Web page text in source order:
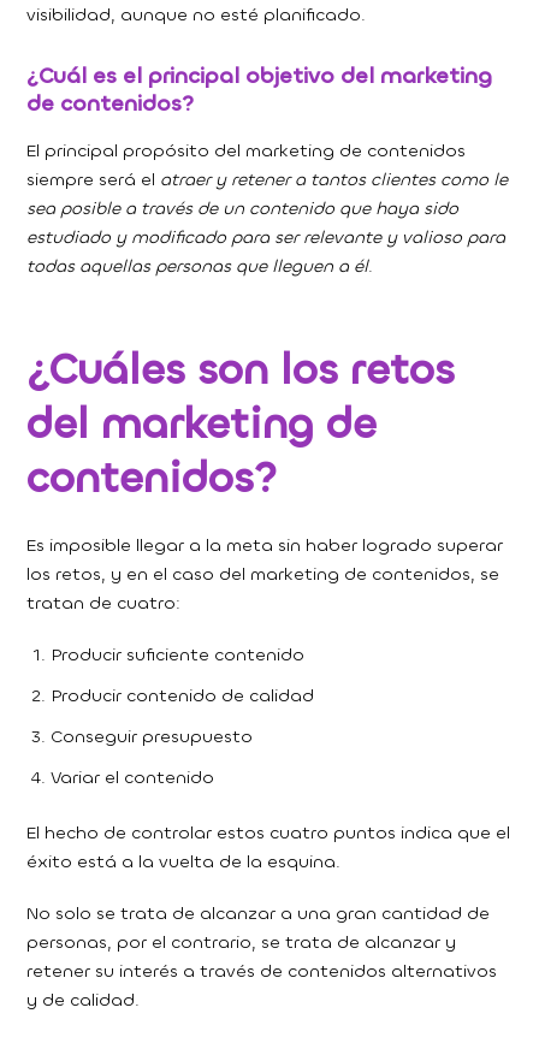
visibilidad, aunque no esté planificado.
¿Cuál es el principal objetivo del marketing
de contenidos?
El principal propósito del marketing de contenidos
siempre será el atraer y retener a tantos clientes como le
sea posible a través de un contenido que haya sido
estudiado y modificado para ser relevante y valioso para
todas aquellas personas que lleguen a él.
¿Cuáles son los retos
del marketing de
contenidos?
Es imposible llegar a la meta sin haber logrado superar
los retos, y en el caso del marketing de contenidos, se
tratan de cuatro:
Producir suficiente contenido
Producir contenido de calidad
Conseguir presupuesto
Variar el contenido
El hecho de controlar estos cuatro puntos indica que el
éxito está a la vuelta de la esquina.
No solo se trata de alcanzar a una gran cantidad de
personas, por el contrario, se trata de alcanzar y
retener su interés a través de contenidos alternativos
y de calidad.